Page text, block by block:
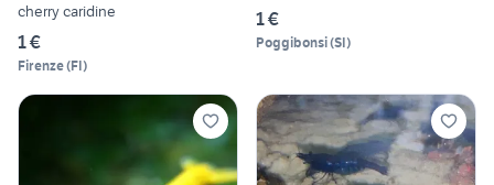
cherry caridine
1 €
Firenze(FI)
1 €
Poggibonsi(SI)